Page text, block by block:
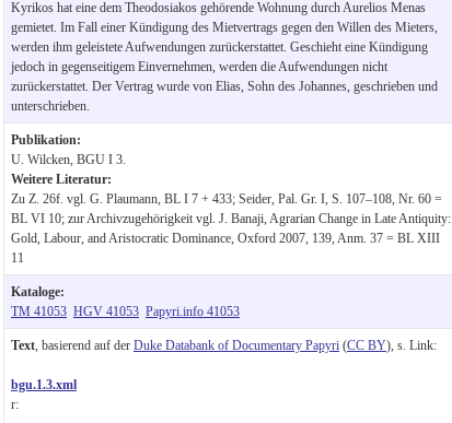
Kyrikos hat eine dem Theodosiakos gehörende Wohnung durch Aurelios Menas
gemietet. Im Fall einer Kündigung des Mietvertrags gegen den Willen des Mieters,
werden ihm geleistete Aufwendungen zurückerstattet. Geschieht eine Kündigung
jedoch in gegenseitigem Einvernehmen, werden die Aufwendungen nicht
zurückerstattet. Der Vertrag wurde von Elias, Sohn des Johannes, geschrieben und
unterschrieben.
Publikation:
U. Wilcken, BGU I 3.
Weitere Literatur:
Zu Z. 26f. vgl. G. Plaumann, BL I 7 + 433; Seider, Pal. Gr. I, S. 107–108, Nr. 60 =
BL VI 10; zur Archivzugehörigkeit vgl. J. Banaji, Agrarian Change in Late Antiquity:
Gold, Labour, and Aristocratic Dominance, Oxford 2007, 139, Anm. 37 = BL XIII
11
Kataloge:
TM 41053 HGV 41053 Papyri.info 41053
Text , basierend auf der Duke Databank of Documentary Papyri (CC BY), s. Link:
bgu.1.3.xml
r: